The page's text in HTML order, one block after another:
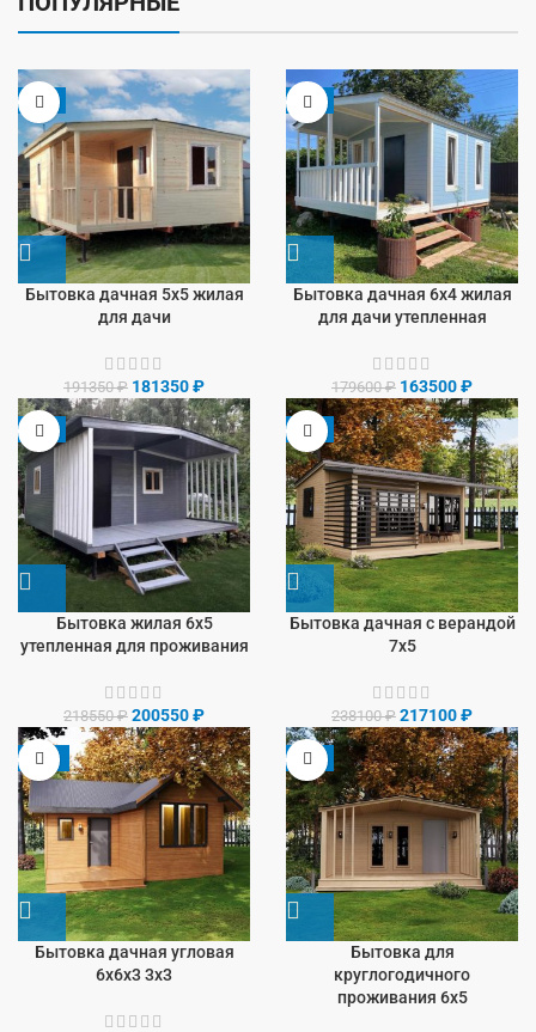
-5%
Бытовка дачная 5х5 жилая
для дачи
191350₽ 181350₽
-9%
Бытовка дачная 6х4 жилая
для дачи утепленная
179600₽ 163500₽
-8%
Бытовка жилая 6х5
утепленная для проживания
218550₽ 200550₽
-9%
Бытовка дачная с верандой
7х5
238100₽ 217100₽
-13%
Бытовка дачная угловая
6х6х3 3х3
-9%
Бытовка для
круглогодичного
проживания 6х5